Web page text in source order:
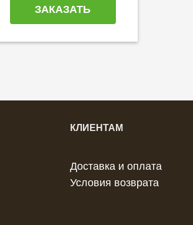
ЗАКАЗАТЬ
КЛИЕНТАМ
Доставка и оплата
Условия возврата